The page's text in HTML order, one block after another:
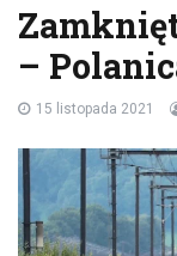
–
15 listopada 2021